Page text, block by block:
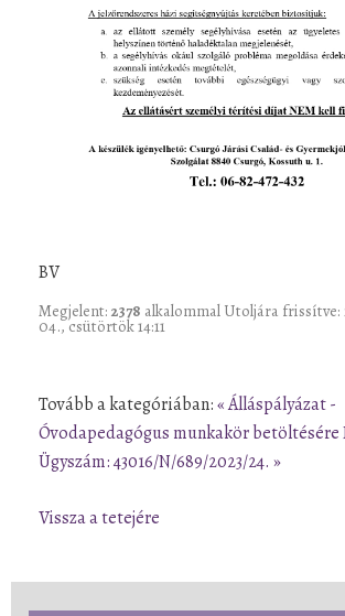
BV
Megjelent: 2378 alkalommal Utoljára frissítve:
04., csütörtök 14:11
Tovább a kategóriában:« Álláspályázat -
Óvodapedagógus munkakör betöltésére
Ügyszám: 43016/N/689/2023/24. »
Vissza a tetejére